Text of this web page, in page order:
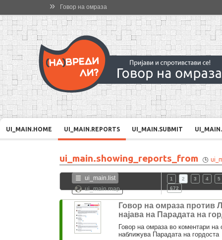
» Говор на омраза
UI_MAIN.HOME UI_MAIN.REPORTS UI_MAIN.SUBMIT
ui_main.showing_reports_from
ui_main.list
ui_main.map
1 2 3 4
5
672
Говор на омраза против
најава на Парадата на
Говор на омраза во коментари на
наближува Парадата на гордоста